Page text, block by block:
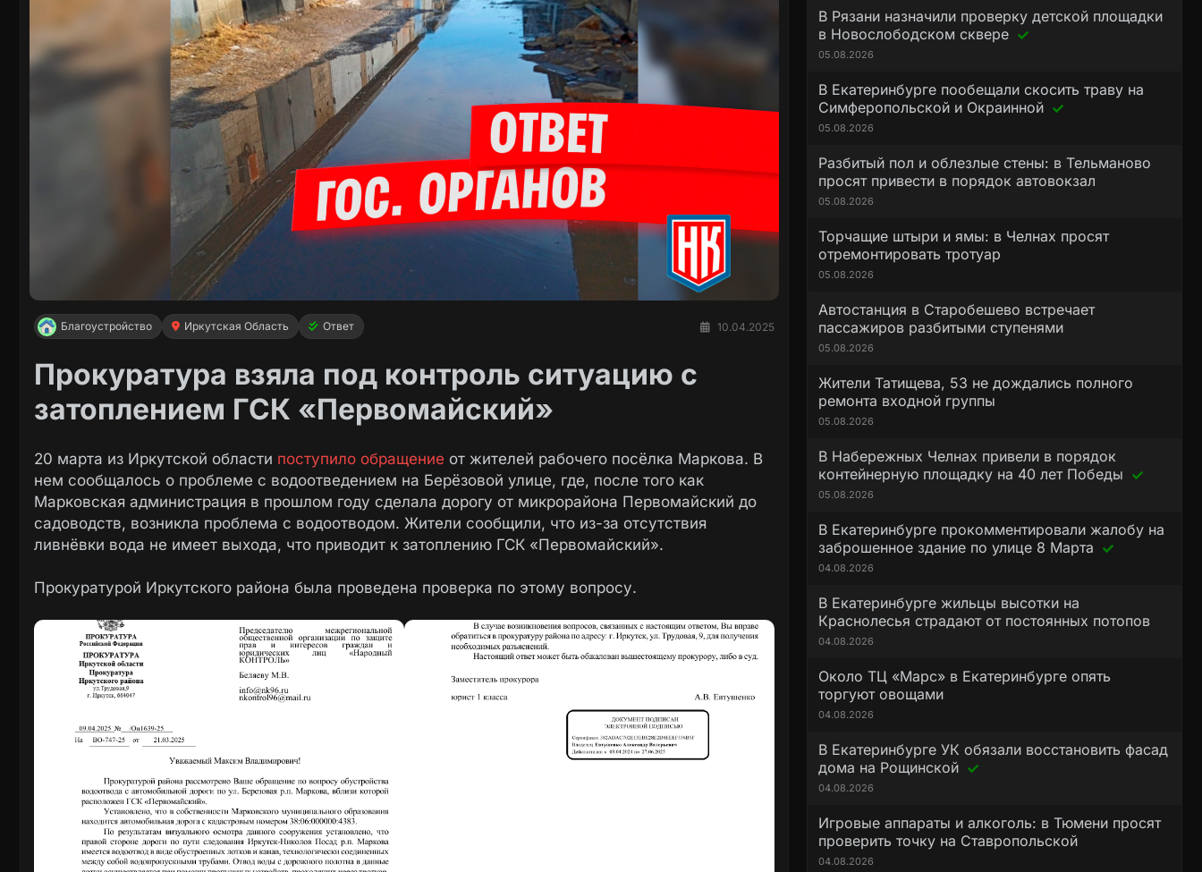
Благоустройство Иркутская Область Ответ 10.04.2025
Прокуратура взяла под контроль ситуацию с
затоплением ГСК «Первомайский»
20 марта из Иркутской области поступило обращение от жителей рабочего посёлка Маркова. В
нем сообщалось о проблеме с водоотведением на Берёзовой улице, где, после того как
Марковская администрация в прошлом году сделала дорогу от микрорайона Первомайский до
садоводств, возникла проблема с водоотводом. Жители сообщили, что из-за отсутствия
ливнёвки вода не имеет выхода, что приводит к затоплению ГСК «Первомайский».
Прокуратурой Иркутского района была проведена проверка по этому вопросу.
В Рязани назначили проверку детской площадки
в Новослободском сквере
05.08.2026
В Екатеринбурге пообещали скосить траву на
Симферопольской и Окраинной
05.08.2026
Разбитый пол и облезлые стены: в Тельманово
просят привести в порядок автовокзал
05.08.2026
Торчащие штыри и ямы: в Челнах просят
отремонтировать тротуар
05.08.2026
Автостанция в Старобешево встречает
пассажиров разбитыми ступенями
05.08.2026
Жители Татищева, 53 не дождались полного
ремонта входной группы
05.08.2026
В Набережных Челнах привели в порядок
контейнерную площадку на 40 лет Победы
05.08.2026
В Екатеринбурге прокомментировали жалобу на
заброшенное здание по улице 8 Марта
04.08.2026
В Екатеринбурге жильцы высотки на
Краснолесья страдают от постоянных потопов
04.08.2026
Около ТЦ «Марс» в Екатеринбурге опять
торгуют овощами
04.08.2026
В Екатеринбурге УК обязали восстановить фасад
дома на Рощинской
04.08.2026
Игровые аппараты и алкоголь: в Тюмени просят
проверить точку на Ставропольской
04.08.2026